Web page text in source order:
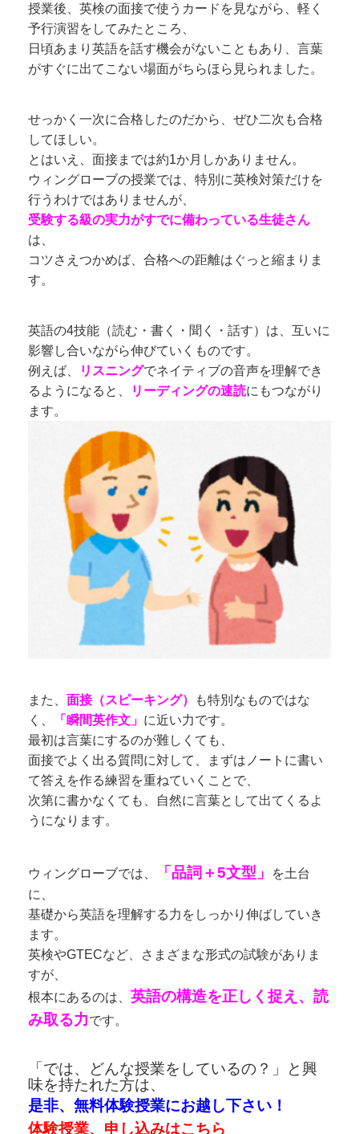
授業後、英検の面接で使うカードを見ながら、軽く
予行演習をしてみたところ、
日頃あまり英語を話す機会がないこともあり、言葉
がすぐに出てこない場面がちらほら見られました。
せっかく一次に合格したのだから、ぜひ二次も合格
してほしい。
とはいえ、面接までは約1か月しかありません。
ウィングローブの授業では、特別に英検対策だけを
行うわけではありませんが、
受験する級の実力がすでに備わっている生徒さん
は、
コツさえつかめば、合格への距離はぐっと縮まりま
す。
英語の4技能（読む・書く・聞く・話す）は、互いに
影響し合いながら伸びていくものです。
例えば、
リスニングでネイティブの音声を理解でき
るようになると、
リーディングの速読にもつながり
ます。
また、 面接（スピーキング）
も特別なものではな
く、
「瞬間英作文」 に近い力です。
最初は言葉にするのが難しくても、
面接でよく出る質問に対して、まずはノートに書い
て答えを作る練習を重ねていくことで、
次第に書かなくても、自然に言葉として出てくるよ
うになります。
ウィングローブでは、 「品詞＋5文型」
を土台
に、
基礎から英語を理解する力をしっかり伸ばしていき
ます。
英検やGTECなど、さまざまな形式の試験がありま
すが、
根本にあるのは、 英語の構造を正しく捉え、読
み取る力です。
「では、どんな授業をしているの？」と興
味を持たれた方は、
是非、無料体験授業にお越し下さい！
体験授業、申し込みはこちら